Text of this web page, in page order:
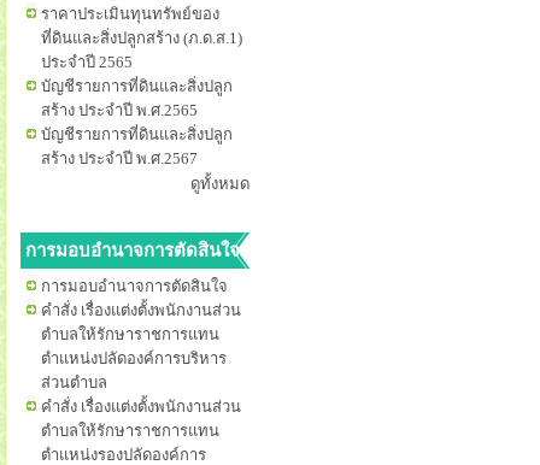
ราคาประเมินทุนทรัพย์ของ
ที่ดินและสิ่งปลูกสร้าง (ภ.ด.ส.1)
ประจำปี 2565
บัญชีรายการที่ดินและสิ่งปลูก
สร้าง ประจำปี พ.ศ.2565
บัญชีรายการที่ดินและสิ่งปลูก
สร้าง ประจำปี พ.ศ.2567
ดูทั้งหมด
การมอบอำนาจการตัดสินใจ
การมอบอำนาจการตัดสินใจ
คำสั่ง เรื่องแต่งตั้งพนักงานส่วน
ตำบลให้รักษาราชการแทน
ตำแหน่งปลัดองค์การบริหาร
ส่วนตำบล
คำสั่ง เรื่องแต่งตั้งพนักงานส่วน
ตำบลให้รักษาราชการแทน
ตำแหน่งรองปลัดองค์การ